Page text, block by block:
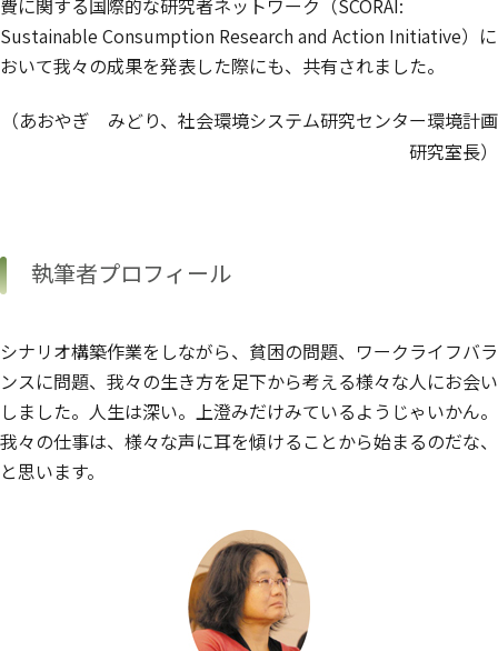
費に関する国際的な研究者ネットワーク（SCORAI:
Sustainable Consumption Research and Action Initiative）に
おいて我々の成果を発表した際にも、共有されました。
（あおやぎ みどり、社会環境システム研究センター環境計画
研究室長）
執筆者プロフィール
シナリオ構築作業をしながら、貧困の問題、ワークライフバラ
ンスに問題、我々の生き方を足下から考える様々な人にお会い
しました。人生は深い。上澄みだけみているようじゃいかん。
我々の仕事は、様々な声に耳を傾けることから始まるのだな、
と思います。